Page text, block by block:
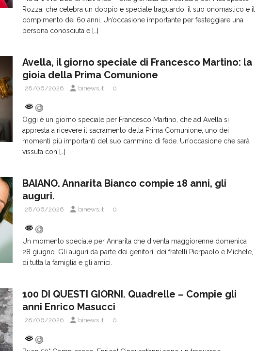
Rozza, che celebra un doppio e speciale traguardo: il suo onomastico e il
compimento dei 60 anni. Un’occasione importante per festeggiare una
persona conosciuta e […]
Avella, il giorno speciale di Francesco Martino: la
gioia della Prima Comunione
28/06/2026 binews.it 0
Oggi è un giorno speciale per Francesco Martino, che ad Avella si
appresta a ricevere il sacramento della Prima Comunione, uno dei
momenti più importanti del suo cammino di fede. Un’occasione che sarà
vissuta con […]
BAIANO. Annarita Bianco compie 18 anni, gli
auguri.
28/06/2026 binews.it 0
Un momento speciale per Annarita che diventa maggiorenne domenica
28 giugno. Gli auguri da parte dei genitori, dei fratelli Pierpaolo e Michele,
di tutta la famiglia e gli amici.
100 DI QUESTI GIORNI. Quadrelle – Compie gli
anni Enrico Masucci
28/06/2026 binews.it 0